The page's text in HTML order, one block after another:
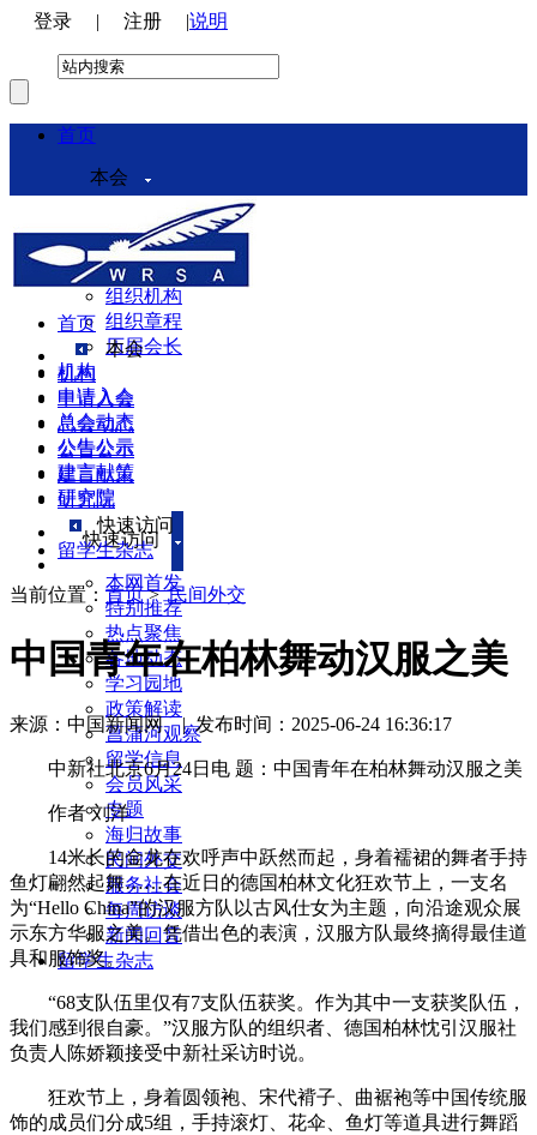
登录 | 注册 |说明
首页
本会
本会介绍
领导机构
理事会
组织机构
组织章程
历届会长
机构
申请入会
总会动态
公告公示
建言献策
研究院
快速访问
本网首发
特别推荐
热点聚焦
各地动态
学习园地
政策解读
菖蒲河观察
留学信息
会员风采
专题
海归故事
民间外交
服务社会
每周访谈
新闻回音
留学生杂志
首页
本会
机构
申请入会
总会动态
公告公示
建言献策
研究院
快速访问
留学生杂志
当前位置： 首页>民间外交
中国青年在柏林舞动汉服之美
来源：中国新闻网 |发布时间：2025-06-24 16:36:17
中新社北京6月24日电 题：中国青年在柏林舞动汉服之美
作者 刘洋
14米长的金龙在欢呼声中跃然而起，身着襦裙的舞者手持
鱼灯翩然起舞……在近日的德国柏林文化狂欢节上，一支名
为“Hello China”的汉服方队以古风仕女为主题，向沿途观众展
示东方华服之美。凭借出色的表演，汉服方队最终摘得最佳道
具和服饰奖。
“68支队伍里仅有7支队伍获奖。作为其中一支获奖队伍，
我们感到很自豪。”汉服方队的组织者、德国柏林忱引汉服社
负责人陈娇颖接受中新社采访时说。
狂欢节上，身着圆领袍、宋代褙子、曲裾袍等中国传统服
饰的成员们分成5组，手持滚灯、花伞、鱼灯等道具进行舞蹈